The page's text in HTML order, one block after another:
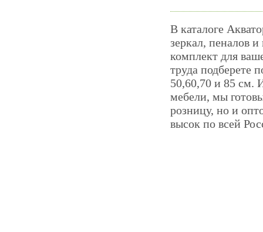
В каталоге
зеркал, пеналов
комплект для
труда подберете
50,60,70 и 85 см.
мебели, мы
розницу, но и
высок по всей